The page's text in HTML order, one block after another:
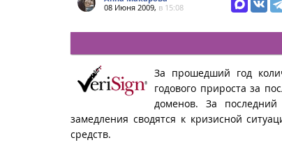
08 Июня 2009, в 15:08
За прошедший год
годового прироста за
доменов. За
замедления сводятся к кризисной
средств.